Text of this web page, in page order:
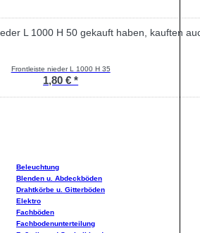
L 1000 H 50 gekauft haben, kauften
Frontleiste nieder L 1000 H 35
1,80 € *
Beleuchtung
Blenden u. Abdeckböden
Drahtkörbe u. Gitterböden
Elektro
Fachböden
Fachbodenunterteilung